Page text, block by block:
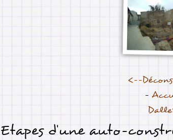
<--
-
Etapes d'une auto-